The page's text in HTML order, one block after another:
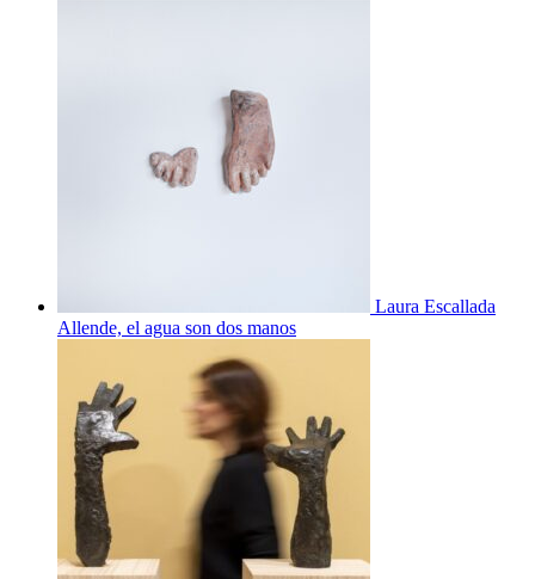
Laura Escallada
Allende, el agua son dos manos